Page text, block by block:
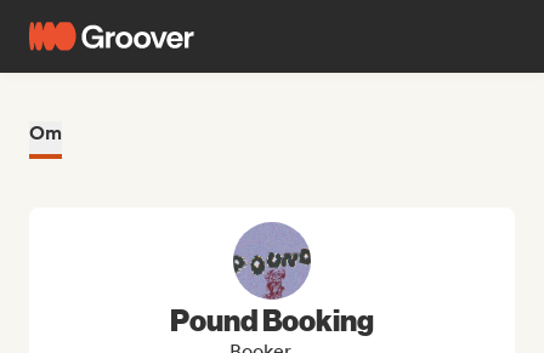
Om
Pound Booking